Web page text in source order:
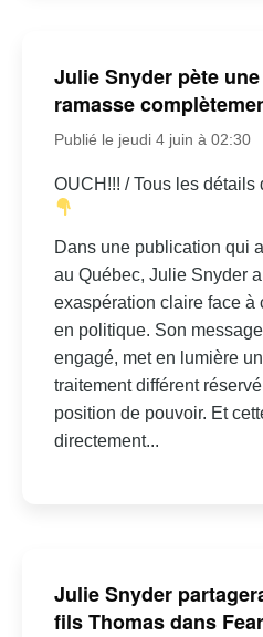
Julie Snyder pète
ramasse
Publié le jeudi 4 juin à 02:30
OUCH!!! / Tous les
Dans une publication qui
au Québec, Julie Snyder
exaspération claire face à
en politique. Son
engagé, met en lumière
traitement différent
position de pouvoir. Et
directement...
Julie Snyder
fils Thomas dans